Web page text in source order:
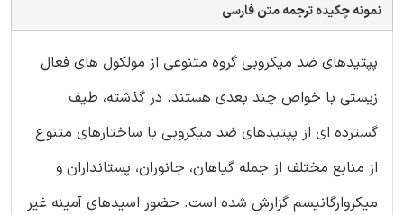
نمونه چکیده ترجمه متن فارسی
پپتیدهای ضد میکروبی گروه متنوعی از مولکول های فعال
زیستی با خواص چند بعدی هستند. در گذشته، طیف
گسترده ای از پپتیدهای ضد میکروبی با ساختارهای متنوع
از منابع مختلف از جمله گیاهان، جانوران، پستانداران و
میکروارگانیسم گزارش شده است. حضور اسیدهای آمینه غیر